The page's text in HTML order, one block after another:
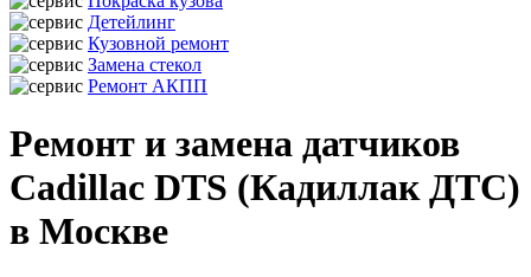
Детейлинг
Кузовной ремонт
Замена стекол
Ремонт АКПП
Ремонт и замена датчиков
Cadillac DTS (Кадиллак ДТС)
в Москве